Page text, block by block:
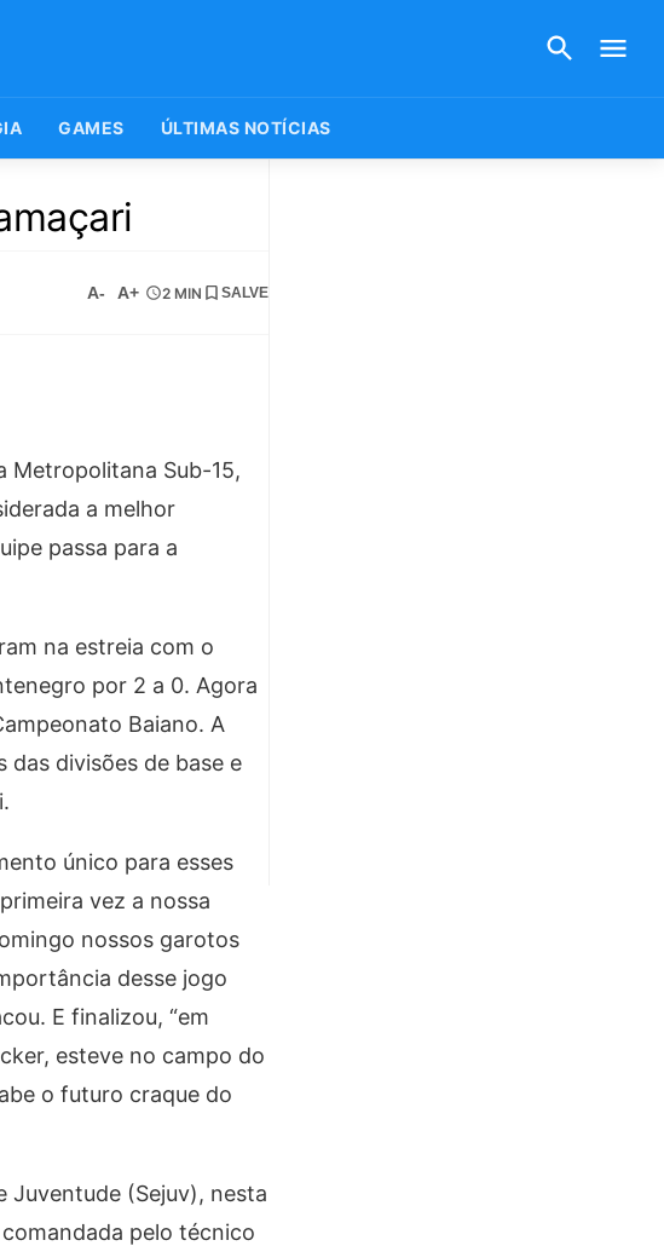
GAMES ÚLTIMAS NOTÍCIAS
A- A+ 2 MIN SALVE
Metropolitana Sub-15,
a melhor
passa para a
na estreia com o
por 2 a 0. Agora
Baiano. A
divisões de base e
único para esses
vez a nossa
nossos garotos
desse jogo
E finalizou, “em
esteve no campo do
o futuro craque do
Juventude (Sejuv), nesta
pelo técnico